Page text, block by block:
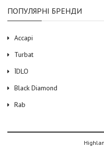
ПОПУЛЯРНІ БРЕНДИ
Accapi
Turbat
ЇDLO
Black Diamond
Rab